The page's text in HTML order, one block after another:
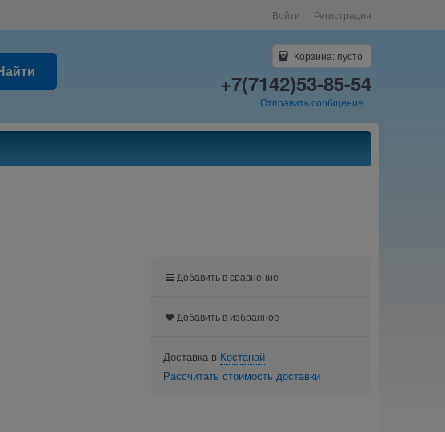
Войти Регистрация
Корзина: пусто
+7(7142)53-85-54
Отправить сообщение
Добавить в сравнение
Добавить в избранное
Доставка в Костанай
Рассчитать стоимость доставки